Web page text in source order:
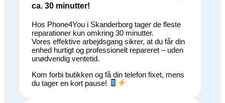
ca. 30 minutter!
Hos Phone4You i Skanderborg tager de fleste
reparationer kun omkring 30 minutter.
Vores effektive arbejdsgang sikrer, at du får din
enhed hurtigt og professionelt repareret – uden
unødvendig ventetid.
Kom forbi butikken og få din telefon fixet, mens
du tager en kort pause!